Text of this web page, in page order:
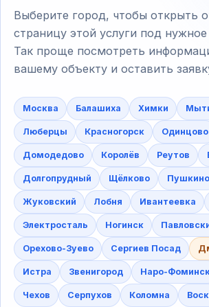
Выберите город, чтобы открыть
страницу этой услуги под
Так проще посмотреть
вашему объекту и оставить
Москва Балашиха Химки
Люберцы Красногорск Одинцово
Домодедово Королёв Реутов
Долгопрудный Щёлково Пушкино
Жуковский Лобня Ивантеевка
Электросталь Ногинск
Орехово-Зуево Сергиев Посад
Истра Звенигород Наро-
Чехов Серпухов Коломна